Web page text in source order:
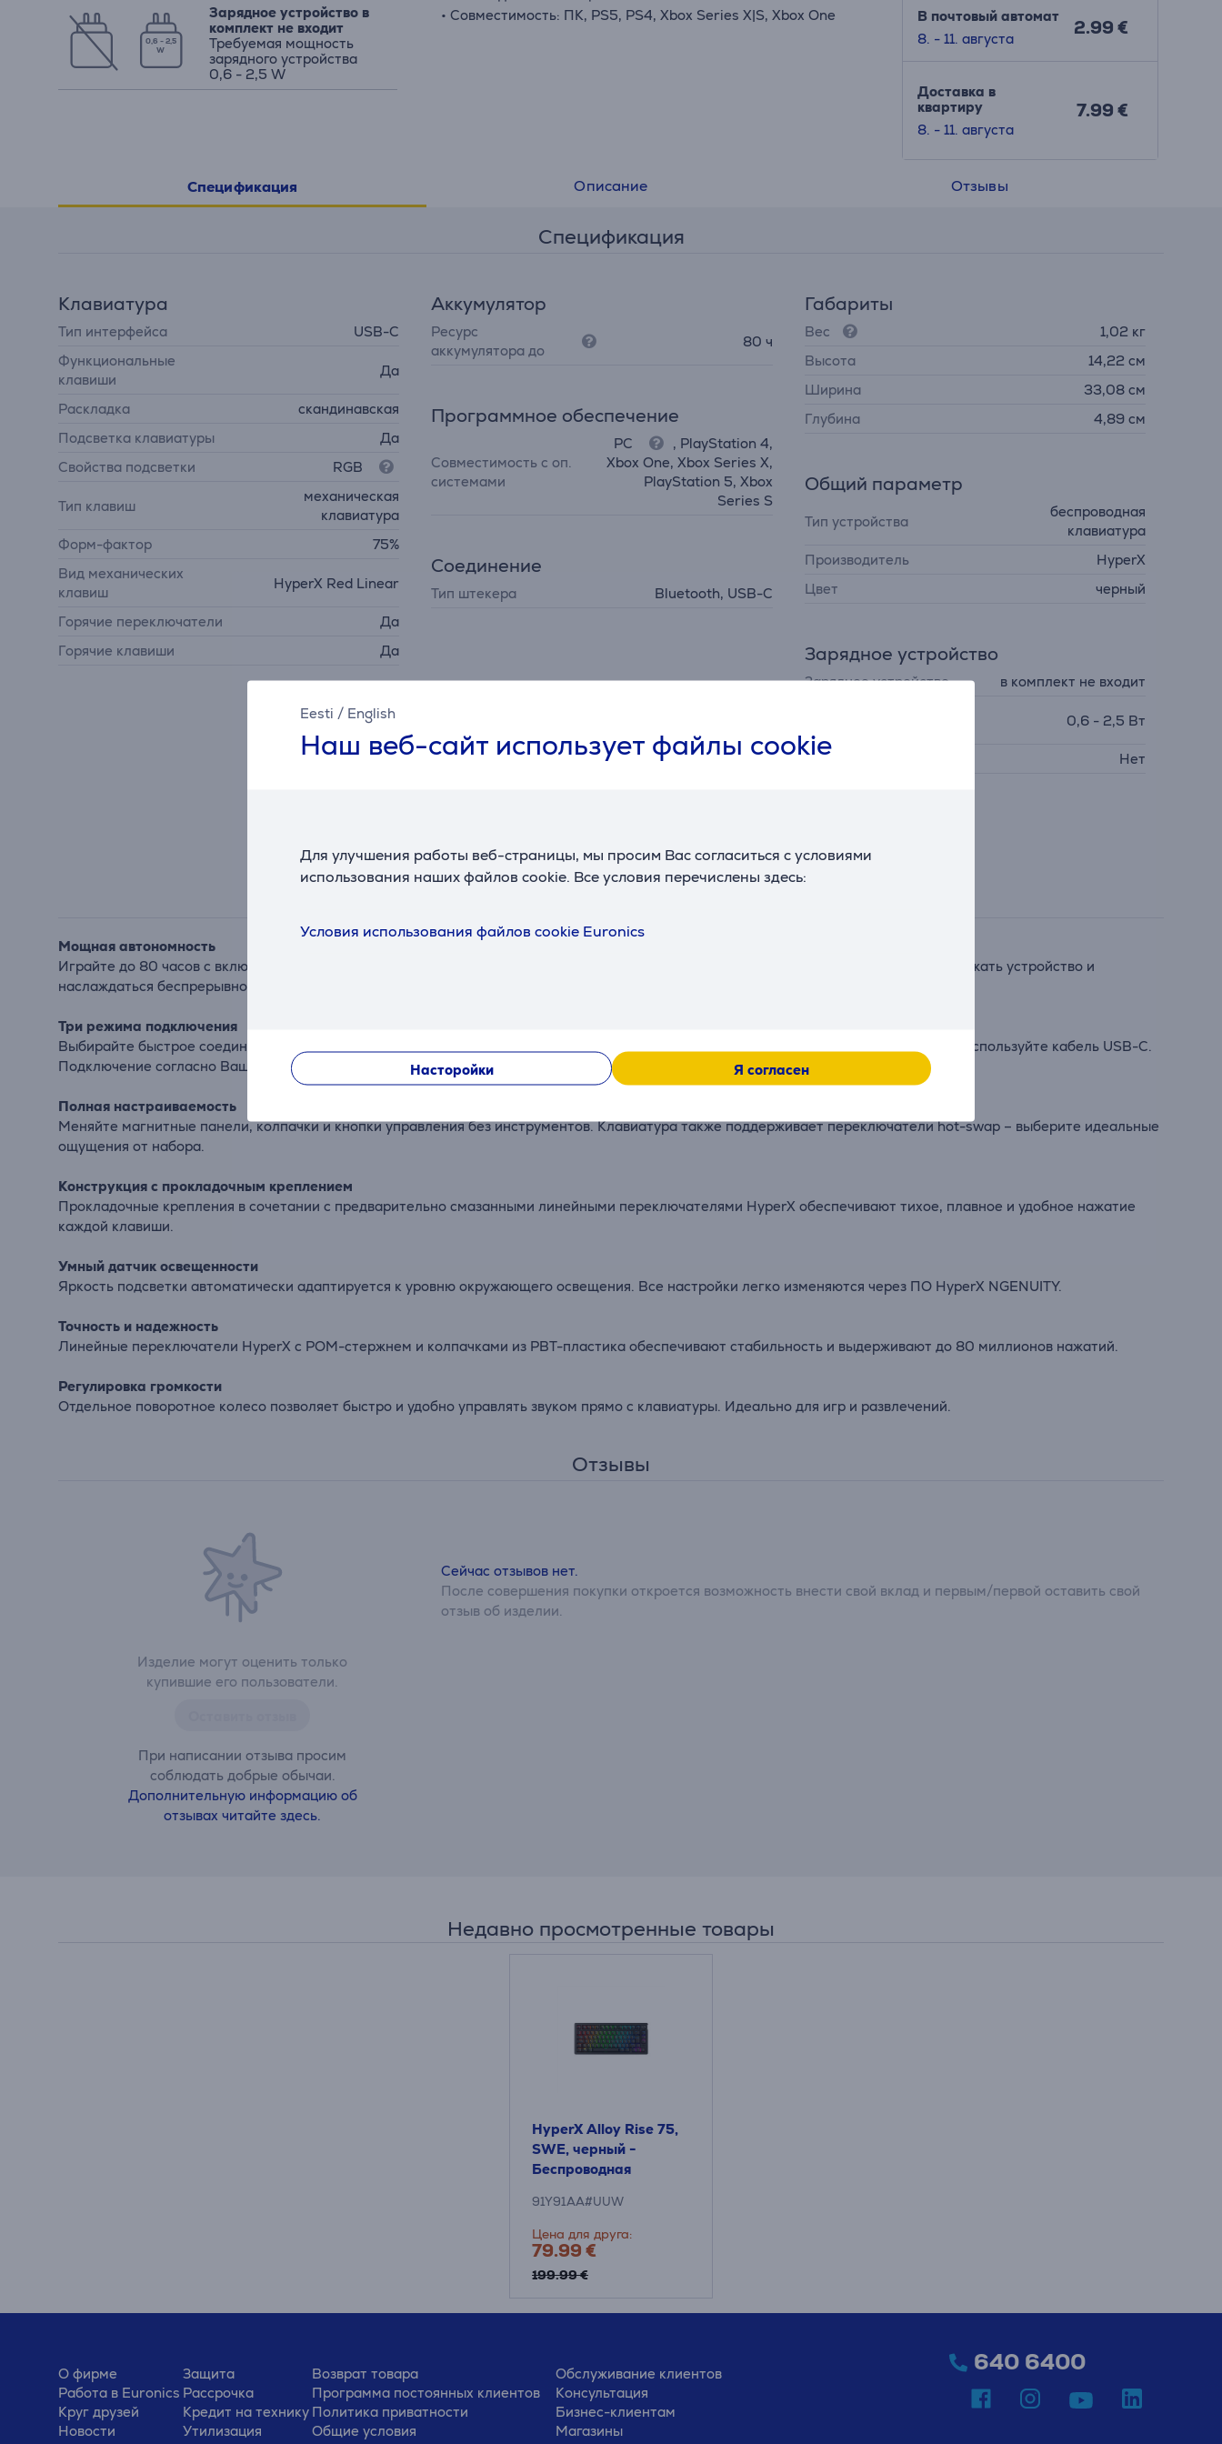
Eesti / English
Наш веб-сайт использует файлы cookie
Для улучшения работы веб-страницы, мы просим Вас согласиться с условиями
использования наших файлов cookie. Все условия перечислены здесь:
Условия использования файлов cookie Euronics
Насторойки Я согласен
0,6 - 2,5
W
Зарядное устройство в
комплект не входит
Требуемая мощность
зарядного устройства
0,6 - 2,5 W
• Совместимость: ПК, PS5, PS4, Xbox Series X|S, Xbox One
В почтовый автомат
8. - 11. августа
2.99 €
Доставка в
квартиру
8. - 11. августа
7.99 €
Спецификация Описание Отзывы
Спецификация
Клавиатура
Тип интерфейса
USB-C
Функциональные
клавиши
Да
Раскладка
скандинавская
Подсветка клавиатуры
Да
Свойства подсветки
RGB
Тип клавиш
механическая
клавиатура
Форм-фактор
75%
Вид механических
клавиш
HyperX Red Linear
Горячие переключатели
Да
Горячие клавиши
Да
Аккумулятор
Ресурс
аккумулятора до
80 ч
Программное обеспечение
Совместимость с оп.
системами
PC
, PlayStation 4,
Xbox One, Xbox Series X,
PlayStation 5, Xbox
Series S
Соединение
Тип штекера Bluetooth, USB-C
Габариты
Вес
1,02 кг
Высота
14,22 см
Ширина
33,08 см
Глубина
4,89 см
Общий параметр
Тип устройства
беспроводная
клавиатура
Производитель
HyperX
Цвет
черный
Зарядное устройство
Зарядное устройство
в комплект не входит
0,6 - 2,5 Вт
USB PD Нет
Мощная автономность
Играйте до 80 часов с включенной RGB-подсветкой или до 1500 часов без подсветки. Идеальный выбор для тех, кто хочет реже заряжать устройство и
наслаждаться беспрерывной игрой.
Три режима подключения
Выбирайте быстрое соединение 2,4 ГГц, легко переключайтесь между тремя устройствами через Bluetooth или при необходимости используйте кабель USB-C.
Подключение согласно Вашим задачам.
Полная настраиваемость
Меняйте магнитные панели, колпачки и кнопки управления без инструментов. Клавиатура также поддерживает переключатели hot-swap – выберите идеальные
ощущения от набора.
Конструкция с прокладочным креплением
Прокладочные крепления в сочетании с предварительно смазанными линейными переключателями HyperX обеспечивают тихое, плавное и удобное нажатие
каждой клавиши.
Умный датчик освещенности
Яркость подсветки автоматически адаптируется к уровню окружающего освещения. Все настройки легко изменяются через ПО HyperX NGENUITY.
Точность и надежность
Линейные переключатели HyperX с POM-стержнем и колпачками из PBT-пластика обеспечивают стабильность и выдерживают до 80 миллионов нажатий.
Регулировка громкости
Отдельное поворотное колесо позволяет быстро и удобно управлять звуком прямо с клавиатуры. Идеально для игр и развлечений.
Отзывы
Изделие могут оценить только
купившие его пользователи.
При написании отзыва просим
соблюдать добрые обычаи.
Дополнительную информацию об
отзывах читайте здесь.
Сейчас отзывов нет.
После совершения покупки откроется возможность внести свой вклад и первым/первой оставить свой
отзыв об изделии.
Недавно просмотренные товары
HyperX Alloy Rise 75,
SWE, черный -
Беспроводная
91Y91AA#UUW
Цена для друга:
79.99 €
199.99 €
О фирме
Работа в Euronics
Круг друзей
Новости
Защита
Рассрочка
Кредит на технику
Утилизация
Возврат товара
Программа постоянных клиентов
Политика приватности
Общие условия
Обслуживание клиентов
Консультация
Бизнес-клиентам
Магазины
640 6400